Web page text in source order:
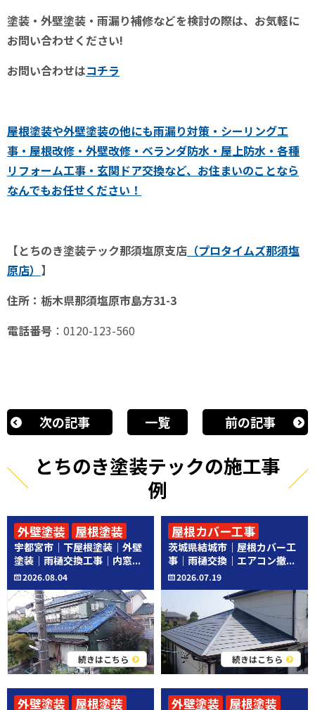
塗装・外壁塗装・雨漏り補修などを検討の際は、お気軽に
お問い合わせください!
お問い合わせはコチラ
屋根塗装や外壁塗装の他にも雨漏り対策・シーリング工
事・屋根改修・外壁改修・ベランダ防水・屋上防水・各種
リフォーム工事・玄関ドア交換など、お住まいのことなら
なんでもお任せください！
【とちのき塗装テック那須塩原支店 （プロタイムズ那須塩
原店） 】
住所：栃木県那須塩原市島方31-3
電話番号 ： 0120-123-560
次の記事 一覧 前の記事
とちのき塗装テックの施工事
例
宇都宮市｜下屋根塗装｜外壁
塗装｜雨樋交換工事｜内窓...
2026.08.04
続きはこちら
外壁塗装
屋根塗装
その他工事
茨城県結城市｜屋根カバー工
事｜雨樋交換｜エアコン撤...
2026.07.19
続きはこちら
屋根カバー工事
その他工事
外壁塗装 屋根塗装 外壁塗装 屋根塗装